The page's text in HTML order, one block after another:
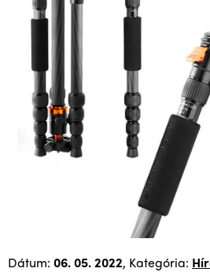
Dátum: 06. 05. 2022, Kategória: